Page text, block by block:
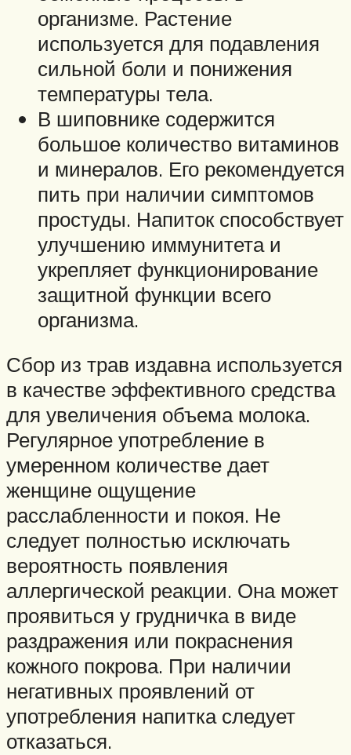
организме. Растение
используется для подавления
сильной боли и понижения
температуры тела.
В шиповнике содержится
большое количество витаминов
и минералов. Его рекомендуется
пить при наличии симптомов
простуды. Напиток способствует
улучшению иммунитета и
укрепляет функционирование
защитной функции всего
организма.
Сбор из трав издавна используется
в качестве эффективного средства
для увеличения объема молока.
Регулярное употребление в
умеренном количестве дает
женщине ощущение
расслабленности и покоя. Не
следует полностью исключать
вероятность появления
аллергической реакции. Она может
проявиться у грудничка в виде
раздражения или покраснения
кожного покрова. При наличии
негативных проявлений от
употребления напитка следует
отказаться.